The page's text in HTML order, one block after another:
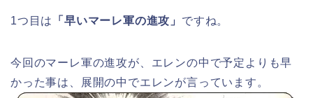
1つ目は 「早いマーレ軍の進攻」 ですね。
今回のマーレ軍の進攻が、エレンの中で予定よりも早
かった事は、展開の中でエレンが言っています。